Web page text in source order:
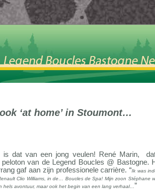
‘at home’ in Stoumont…
dat van een jong veulen! René Marin,
van de Legend Boucles @ Bastogne.
gaf aan zijn professionele carrière. “Ik was
Clio Williams, in de… Boucles de Spa! Mijn zoon Stéphane
avontuur, maar ook het begin van een lang verhaal… ”